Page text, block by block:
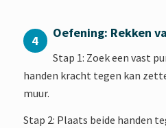
4
Oefening: Rekken
Stap 1: Zoek een vast
handen kracht tegen kan
muur.
Stap 2: Plaats beide handen